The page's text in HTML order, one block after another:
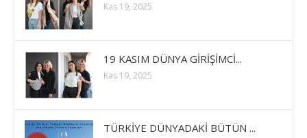
Kas 19, 2025
19 KASIM DÜNYA GİRİŞİMCİ...
Kas 19, 2025
TÜRKİYE DÜNYADAKİ BÜTÜN ...